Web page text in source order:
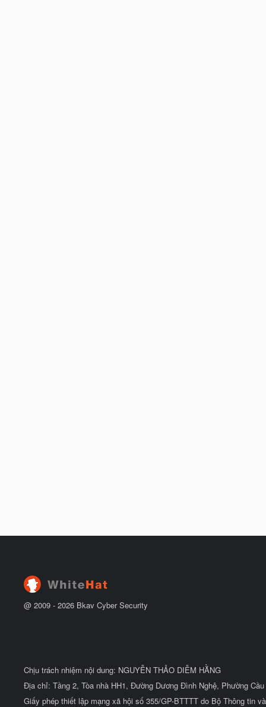
@ 2009 - 2026 Bkav Cyber Security
Chịu trách nhiệm nội dung: NGUYỄN THẢO DIỄM HẰNG
Địa chỉ: Tầng 2, Tòa nhà HH1, Đường Dương Đình Nghệ, Phường
Giấy phép thiết lập mạng xã hội số 355/GP-BTTTT do Bộ Thông tin